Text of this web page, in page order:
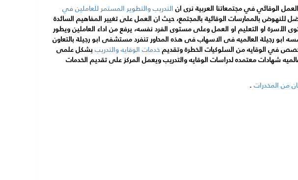
الوقائي في مجتمعاتنا العربية نرى انالتدريب والتطوير المستمر للعاملين في
للنهوض بالممارسات الوقائية بالمجتمع، حيث ان العمل على تغيير المفاهيم السائدة
او التعليم او العمل وعلى مستوى الفرد نفسه، يرفع من اداء العاملين ويطور
ابو رجيلة العالميه فى الاسهاب فى هذه المحاور تنفرد مستشفى ابو رجيلة بالتعاون
في الوقايه من السلوكيات الخطرة وتقديمخدمات الوقايه والتدريببشكل علمى
شهادات معتمده لدراسات الوقايه والتدريب ويعمل المركز على تقديم الخدمات
من المخدرات.